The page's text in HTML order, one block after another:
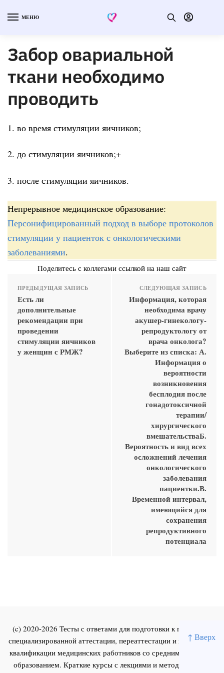
↑ Вверх
МЕНЮ
Забор овариальной
ткани необходимо
проводить
1. во время стимуляции яичников;
2. до стимуляции яичников;+
3. после стимуляции яичников.
Непрерывное медицинское образование:
Персонифицированный подход в выборе протоколов
стимуляции у пациенток с онкологическими
заболеваниями.
Поделитесь с коллегами ссылкой на наш сайт
ПРЕДЫДУЩАЯ ЗАПИСЬ
Есть ли
дополнительные
рекомендации при
проведении
стимуляции яичников
у женщин с РМЖ?
СЛЕДУЮЩАЯ ЗАПИСЬ
Информация, которая
необходима врачу
акушер-гинекологу-
репродуктологу от
врача онколога?
Выберите из списка: А.
Информация о
вероятности
возникновения
бесплодия после
гонадотоксичной
терапии/
хирургического
вмешательстваБ.
Вероятность и вид всех
осложнений лечения
онкологического
заболевания
пациентки.В.
Временной интервал,
имеющийся для
сохранения
репродуктивного
потенциала
(c) 2020-2026 Тесты с ответами для подготовки к первичной
специализированной аттестации, переаттестации и повышения
квалификации медицинских работников со средним и высшим
образованием. Краткие курсы с лекциями и методическими